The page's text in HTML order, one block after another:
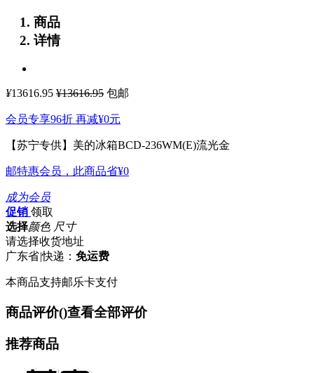
商品
详情
¥13616.95 ¥13616.95 包邮
会员专享96折 再减¥0元
【苏宁专供】美的冰箱BCD-236WM(E)流光金
邮特惠会员，此商品省¥0
成为会员
促销 领取
选择颜色 尺寸
请选择收货地址
广东省|快递： 免运费
本商品支持邮乐卡支付
商品评价()查看全部评价
推荐商品